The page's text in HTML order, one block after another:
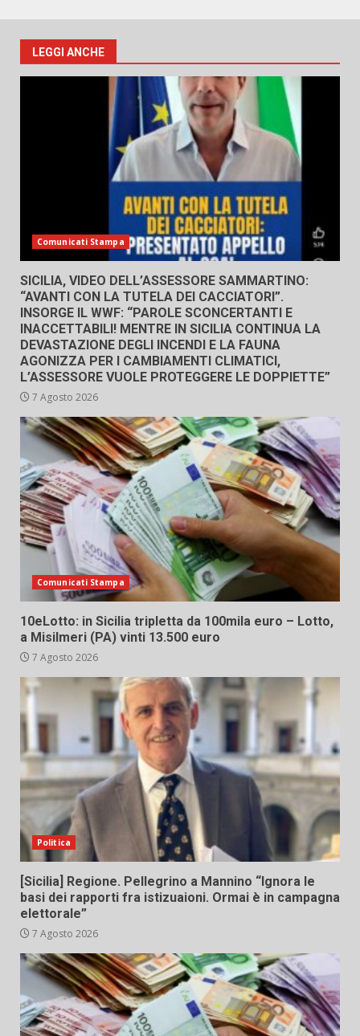
LEGGI ANCHE
Comunicati Stampa
SICILIA, VIDEO DELL’ASSESSORE SAMMARTINO:
“AVANTI CON LA TUTELA DEI CACCIATORI”.
INSORGE IL WWF: “PAROLE SCONCERTANTI E
INACCETTABILI! MENTRE IN SICILIA CONTINUA LA
DEVASTAZIONE DEGLI INCENDI E LA FAUNA
AGONIZZA PER I CAMBIAMENTI CLIMATICI,
L’ASSESSORE VUOLE PROTEGGERE LE DOPPIETTE”
7 Agosto 2026
Comunicati Stampa
10eLotto: in Sicilia tripletta da 100mila euro – Lotto,
a Misilmeri (PA) vinti 13.500 euro
7 Agosto 2026
Politica
[Sicilia] Regione. Pellegrino a Mannino “Ignora le
basi dei rapporti fra istizuaioni. Ormai è in campagna
elettorale”
7 Agosto 2026